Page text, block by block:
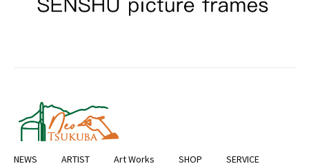
NEWS ARTIST Art Works SHOP SERVICE